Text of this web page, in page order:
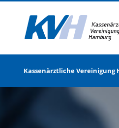
Kassenärztliche Vereinigung